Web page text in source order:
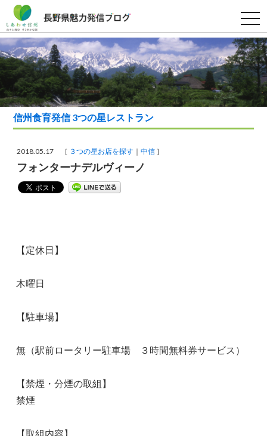
t
o
g
g
l
e
n
a
v
g
i
信州食育発信 3つの星レストラン
2018.05.17 ［ ３つの星お店を探す 中信 ］
フォンターナデルヴィーノ
【定休日】
木曜日
【駐車場】
無（駅前ロータリー駐車場 ３時間無料券サービス）
【禁煙・分煙の取組】
禁煙
【取組内容】